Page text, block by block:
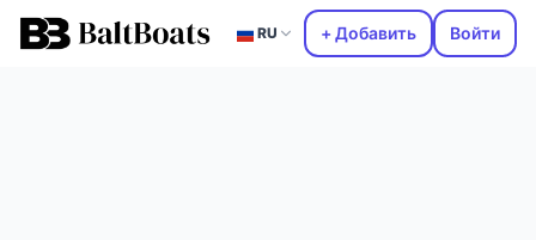
RU + Добавить Войти